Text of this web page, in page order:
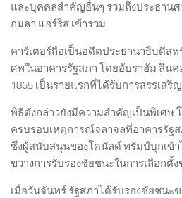
และบุคคลสำคัญอื่นๆ รวมถึงประธานศ
กมลา แฮร์ริส เข้าร่วม
คาร์เตอร์ถือเป็นอดีตประธานาธิบดีสห
ศพในอาคารรัฐสภา โดยอับราฮัม ลิน
1865 เป็นรายแรกที่ได้รับการสรรเสริ
พิธีดังกล่าวยังมีความสำคัญเป็นพิเศษ
ครบรอบเหตุการณ์จลาจลที่อาคารรัฐส
ซึ่งผู้สนับสนุนของโดนัลด์ ทรัมป์บุกเข้
ขวางการรับรองชัยชนะในการเลือกตั้ง
เมื่อวันจันทร์ รัฐสภาได้รับรองชัยชนะ